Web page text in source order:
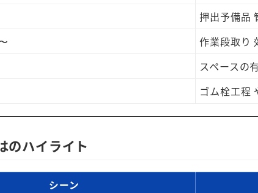
押出予備品
作業段取り
スペースの
ゴム栓工程
のハイライト
シーン